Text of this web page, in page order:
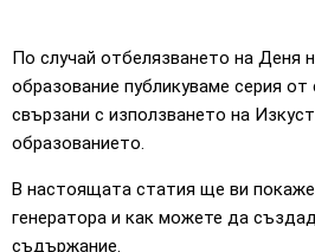
По случай отбелязването на Деня
образование публикуваме серия
свързани с използването на
образованието.
В настоящата статия ще ви
генератора и как можете да
съдържание.